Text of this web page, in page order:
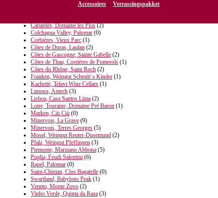
Accessoires Verrassingspakket
Cabardès, Domaine les Plos (2)
Colchagua Valley, Palomar (0)
Corbières, Vieux Parc (1)
Côtes de Duras, Laulan (2)
Côtes de Gascogne, Sainte Gabelle (2)
Côtes de Thau, Costières de Pomerols (1)
Côtes du Rhône, Saint Roch (2)
Franken, Weingut Schmitt`s Kinder (1)
Kachetië, Telavi Wine Cellars (1)
Limoux, Antech (3)
Lisboa, Casa Santos Lima (2)
Loire, Touraine, Domaine Pré Baron (1)
Marken, Ciù Ciù (0)
Minervois, La Grave (9)
Minervois, Terres Georges (5)
Mosel, Weingut Reuter-Dusemund (2)
Pfalz, Weingut Pfeffingen (3)
Piemonte, Marziano Abbona (5)
Puglia, Feudi Salentini (6)
Rapel, Palomar (0)
Saint-Chinian, Clos Bagatelle (0)
Swartland, Babylons Peak (1)
Veneto, Monte Zovo (2)
Vinho Verde, Quinta da Raza (3)